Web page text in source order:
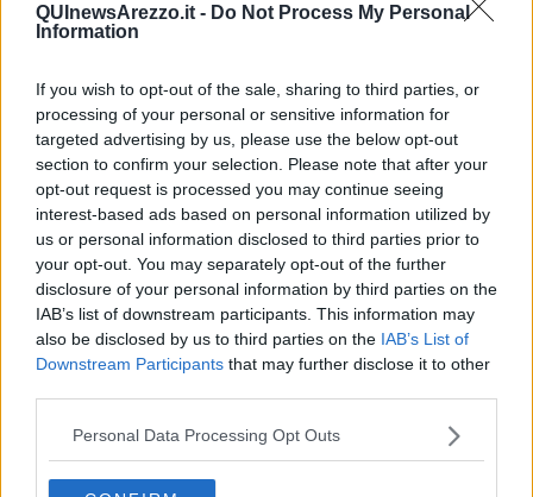
QUInewsArezzo.it - Do Not Process My Personal
Information
If you wish to opt-out of the sale, sharing to third parties, or
processing of your personal or sensitive information for
targeted advertising by us, please use the below opt-out
section to confirm your selection. Please note that after your
opt-out request is processed you may continue seeing
interest-based ads based on personal information utilized by
us or personal information disclosed to third parties prior to
your opt-out. You may separately opt-out of the further
disclosure of your personal information by third parties on the
IAB’s list of downstream participants. This information may
also be disclosed by us to third parties on the IAB’s List of
Downstream Participants that may further disclose it to other
Personal Data Processing Opt Outs
transito per i pedoni nel marciapiede di via Nardi, lato numeri pari,
dall’intersezione con via della Chimera per una lunghezza di 10
metri, divieto di sosta con rimozione in via Umbria lato numeri pari
dal civico 12 al civico 24 e dal civico 30 al civico 34, restringimento
della carreggiata nel suddetto tratto di via Nardi, in via Umbria
dall’intersezione con via della Chimera al civico 2, dal civico 9 al
civico 19, dal civico 29 al civico 31, in via della Chimera dal civico
14 per una lunghezza di 10 metri, in via Bernardo Dovizi
dall’intersezione con via della Chimera al civico 25.
Fino a martedì 5 ottobre con orario 8,30 – 17,30 senso unico
alternato regolato da semaforo o movieri in caso di traffico intenso
in via della Chimera dal civico 9 al civico 13 e restringimento della
divieti di transito e di sosta 24 ore su 24
per tutti i veicoli in via James Cook per 30 metri del tratto senza